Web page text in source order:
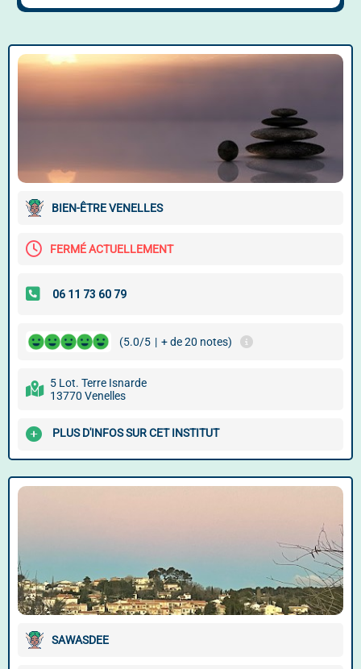
BIEN-ÊTRE VENELLES
FERMÉ ACTUELLEMENT
(5.0/5 | + de 20 notes)
5 Lot. Terre Isnarde
13770 Venelles
PLUS D'INFOS SUR CET INSTITUT
SAWASDEE